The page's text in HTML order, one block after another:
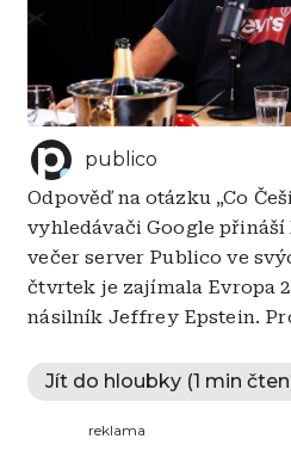
publico
Odpověď na otázku „Co
vyhledávači Google přináší
večer server Publico ve
čtvrtek je zajímala Evropa
násilník Jeffrey Epstein.
Jít do hloubky (1 min
reklama